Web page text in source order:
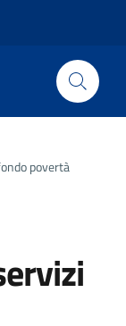
povertà